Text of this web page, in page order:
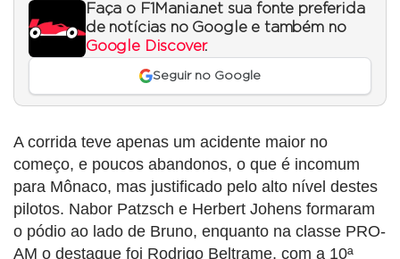
Faça o F1Mania.net sua fonte preferida
de notícias no Google e também no
Google Discover.
Seguir no Google
A corrida teve apenas um acidente maior no
começo, e poucos abandonos, o que é incomum
para Mônaco, mas justificado pelo alto nível destes
pilotos. Nabor Patzsch e Herbert Johens formaram
o pódio ao lado de Bruno, enquanto na classe PRO-
AM o destaque foi Rodrigo Beltrame, com a 10ª